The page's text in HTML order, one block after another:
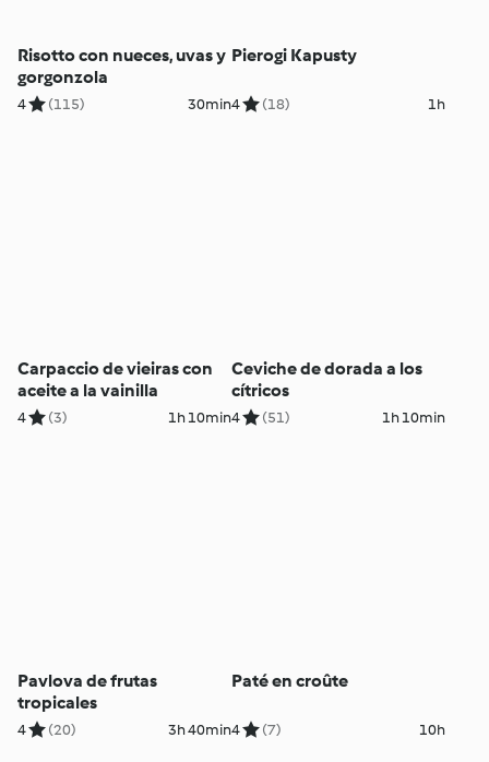
Risotto con nueces, uvas y
gorgonzola
4 (115) 30min
Pierogi Kapusty
4 (18) 1h
Carpaccio de vieiras con
aceite a la vainilla
4 (3) 1h 10min
Ceviche de dorada a los
cítricos
4 (51) 1h 10min
Pavlova de frutas
tropicales
4 (20) 3h 40min
Paté en croûte
4 (7) 10h